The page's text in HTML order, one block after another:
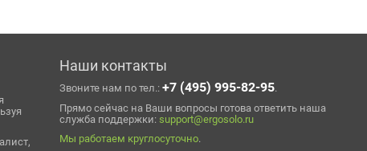
Наши контакты
Звоните нам по тел.: +7 (495) 995-82-95.
Прямо сейчас на Ваши вопросы готова ответить наша
служба поддержки: support@ergosolo.ru
Мы работаем круглосуточно.